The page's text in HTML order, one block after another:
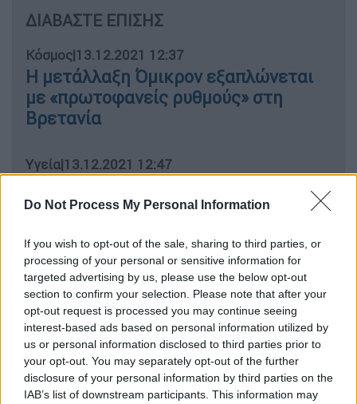
Do Not Process My Personal Information
If you wish to opt-out of the sale, sharing to third parties, or
processing of your personal or sensitive information for
targeted advertising by us, please use the below opt-out
section to confirm your selection. Please note that after your
opt-out request is processed you may continue seeing
interest-based ads based on personal information utilized by
us or personal information disclosed to third parties prior to
your opt-out. You may separately opt-out of the further
disclosure of your personal information by third parties on the
IAB’s list of downstream participants. This information may
ΔΙΑΒΑΣΤΕ ΕΠΙΣΗΣ
Κόσμος|13.12.2021 12:37
Η μετάλλαξη Όμικρον εξαπλώνεται
με «πρωτοφανείς ρυθμούς» στη
Βρετανία
Υγεία|13.12.2021 12:47
Μετάλλαξη Όμικρον: Δεν επαρκούν
οι δύο δόσεις του εμβολίου - Τι
Κόσμος|13.12.2021 13:17
Καμπανάκι από ΠΟΥ για μετάλλαξη
Όμικρον: Πολύ υψηλός παγκόσμιος
κίνδυνος – Έρχεται νέα αύξηση
κρουσμάτων